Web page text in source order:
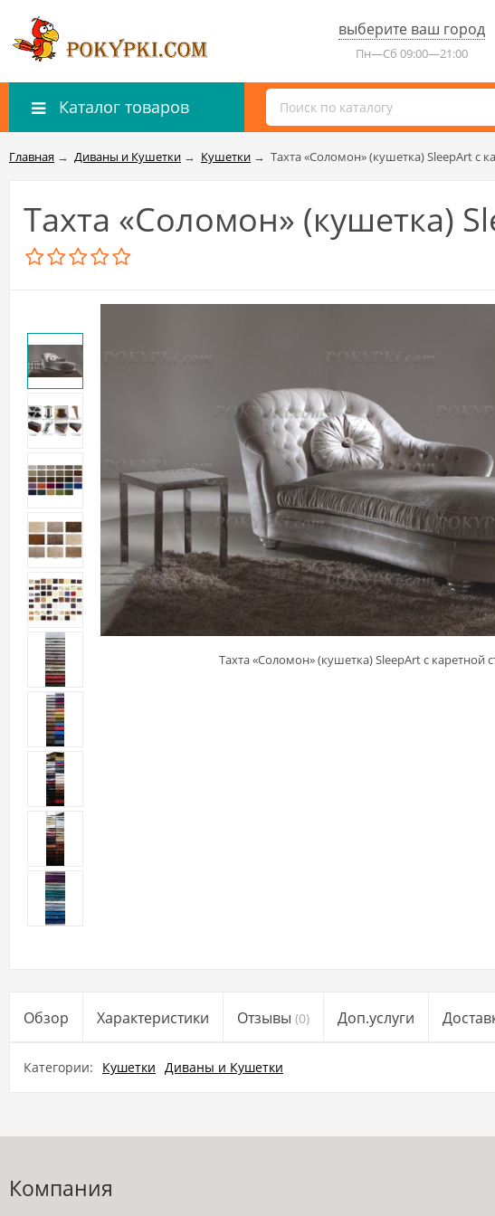
выберите ваш город
Пн—Сб 09:00—21:00
Каталог товаров
Главная → Диваны и Кушетки → Кушетки → Тахта «Соломон» (кушетка) SleepArt с
Тахта «Соломон» (кушетка)
Тахта «Соломон» (кушетка) SleepArt с каретной
Обзор Характеристики Отзывы (0) Доп.услуги
Категории: Кушетки Диваны и Кушетки
Компания